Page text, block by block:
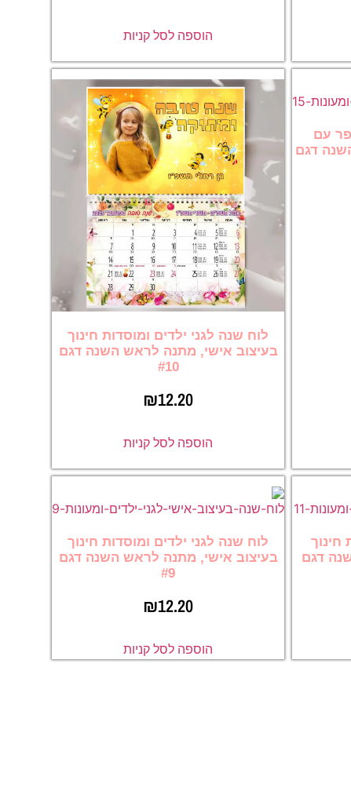
הוספה לסל קניות
עם
דגם
לוח שנה לגני ילדים ומוסדות חינוך
בעיצוב אישי, מתנה לראש השנה דגם
#10
₪12.20
הוספה לסל קניות
חינוך
דגם
לוח שנה לגני ילדים ומוסדות חינוך
בעיצוב אישי, מתנה לראש השנה דגם
#9
₪12.20
הוספה לסל קניות